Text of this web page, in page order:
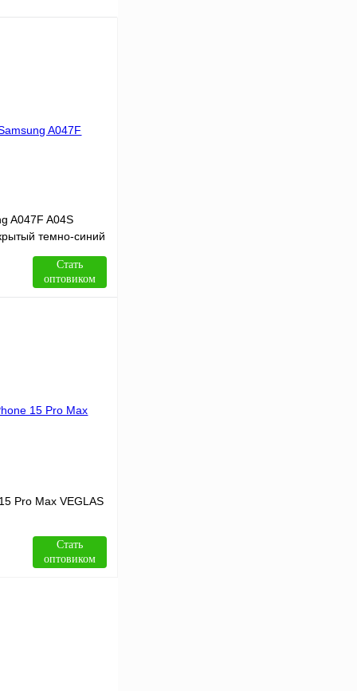
A047F A04S
темно-синий
Стать
оптовиком
В
Pro Max VEGLAS
Стать
оптовиком